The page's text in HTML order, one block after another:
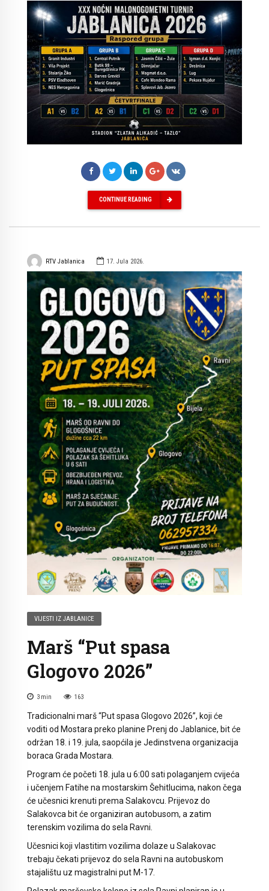
CONTINUE READING
RTV Jablanica 17. Jula 2026.
VIJESTI IZ JABLANICE
Marš “Put spasa
Glogovo 2026”
3 min 163
Tradicionalni marš “Put spasa Glogovo 2026”, koji će
voditi od Mostara preko planine Prenj do Jablanice, bit će
održan 18. i 19. jula, saopćila je Jedinstvena organizacija
boraca Grada Mostara.
Program će početi 18. jula u 6:00 sati polaganjem cvijeća
i učenjem Fatihe na mostarskim Šehitlucima, nakon čega
će učesnici krenuti prema Salakovcu. Prijevoz do
Salakovca bit će organiziran autobusom, a zatim
terenskim vozilima do sela Ravni.
Učesnici koji vlastitim vozilima dolaze u Salakovac
trebaju čekati prijevoz do sela Ravni na autobuskom
stajalištu uz magistralni put M-17.